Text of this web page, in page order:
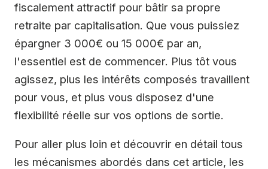
fiscalement attractif pour bâtir sa propre
retraite par capitalisation. Que vous puissiez
épargner 3 000€ ou 15 000€ par an,
l'essentiel est de commencer. Plus tôt vous
agissez, plus les intérêts composés travaillent
pour vous, et plus vous disposez d'une
flexibilité réelle sur vos options de sortie.
Pour aller plus loin et découvrir en détail tous
les mécanismes abordés dans cet article, les